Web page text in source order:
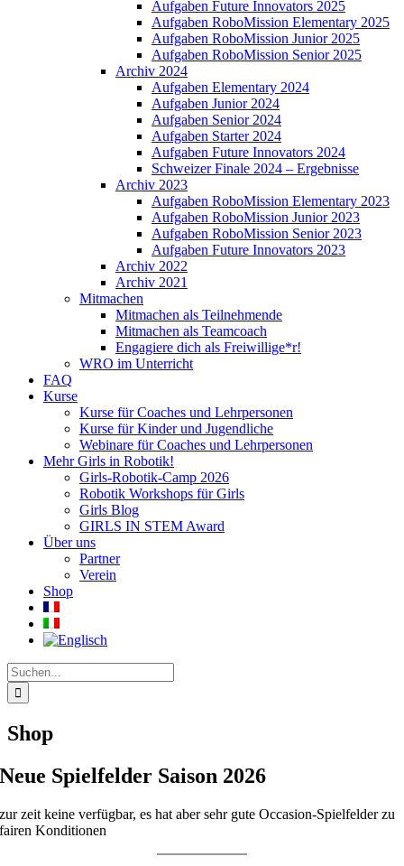
Aufgaben Future Innovators 2025
Aufgaben RoboMission Elementary 2025
Aufgaben RoboMission Junior 2025
Aufgaben RoboMission Senior 2025
Archiv 2024
Aufgaben Elementary 2024
Aufgaben Junior 2024
Aufgaben Senior 2024
Aufgaben Starter 2024
Aufgaben Future Innovators 2024
Schweizer Finale 2024 – Ergebnisse
Archiv 2023
Aufgaben RoboMission Elementary 2023
Aufgaben RoboMission Junior 2023
Aufgaben RoboMission Senior 2023
Aufgaben Future Innovators 2023
Archiv 2022
Archiv 2021
Mitmachen
Mitmachen als Teilnehmende
Mitmachen als Teamcoach
Engagiere dich als Freiwillige*r!
WRO im Unterricht
FAQ
Kurse
Kurse für Coaches und Lehrpersonen
Kurse für Kinder und Jugendliche
Webinare für Coaches und Lehrpersonen
Mehr Girls in Robotik!
Girls-Robotik-Camp 2026
Robotik Workshops für Girls
Girls Blog
GIRLS IN STEM Award
Über uns
Partner
Verein
Shop
Suche
nach:
Shop
Neue Spielfelder Saison 2026
zur zeit keine verfügbar, es hat aber sehr gute Occasion-Spielfelder zu
fairen Konditionen